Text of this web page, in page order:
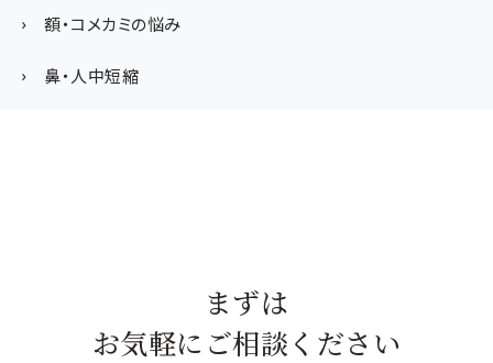
額・コメカミの悩み
鼻・人中短縮
まずは
お気軽にご相談ください